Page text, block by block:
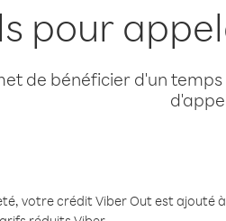
pour
de bénéficier d'un
votre crédit Viber Out est ajouté